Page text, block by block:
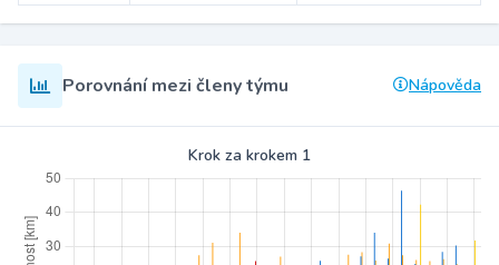
Porovnání mezi členy týmu Nápověda
Krok za krokem 1